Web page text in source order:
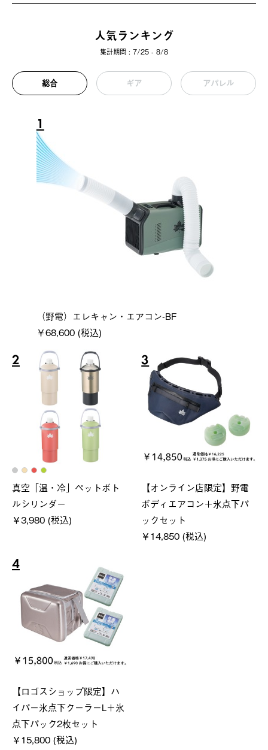
人気ランキング
集計期間 : 7/25 - 8/8
総合 ギア アパレル
1
（野電）エレキャン・エアコン-BF
￥68,600 (税込)
2
真空「温・冷」ペットボト
ルシリンダー
￥3,980 (税込)
3
【オンライン店限定】野電
ボディエアコン＋氷点下パ
ックセット
￥14,850 (税込)
4
【ロゴスショップ限定】ハ
イパー氷点下クーラーL＋氷
点下パック2枚セット
￥15,800 (税込)